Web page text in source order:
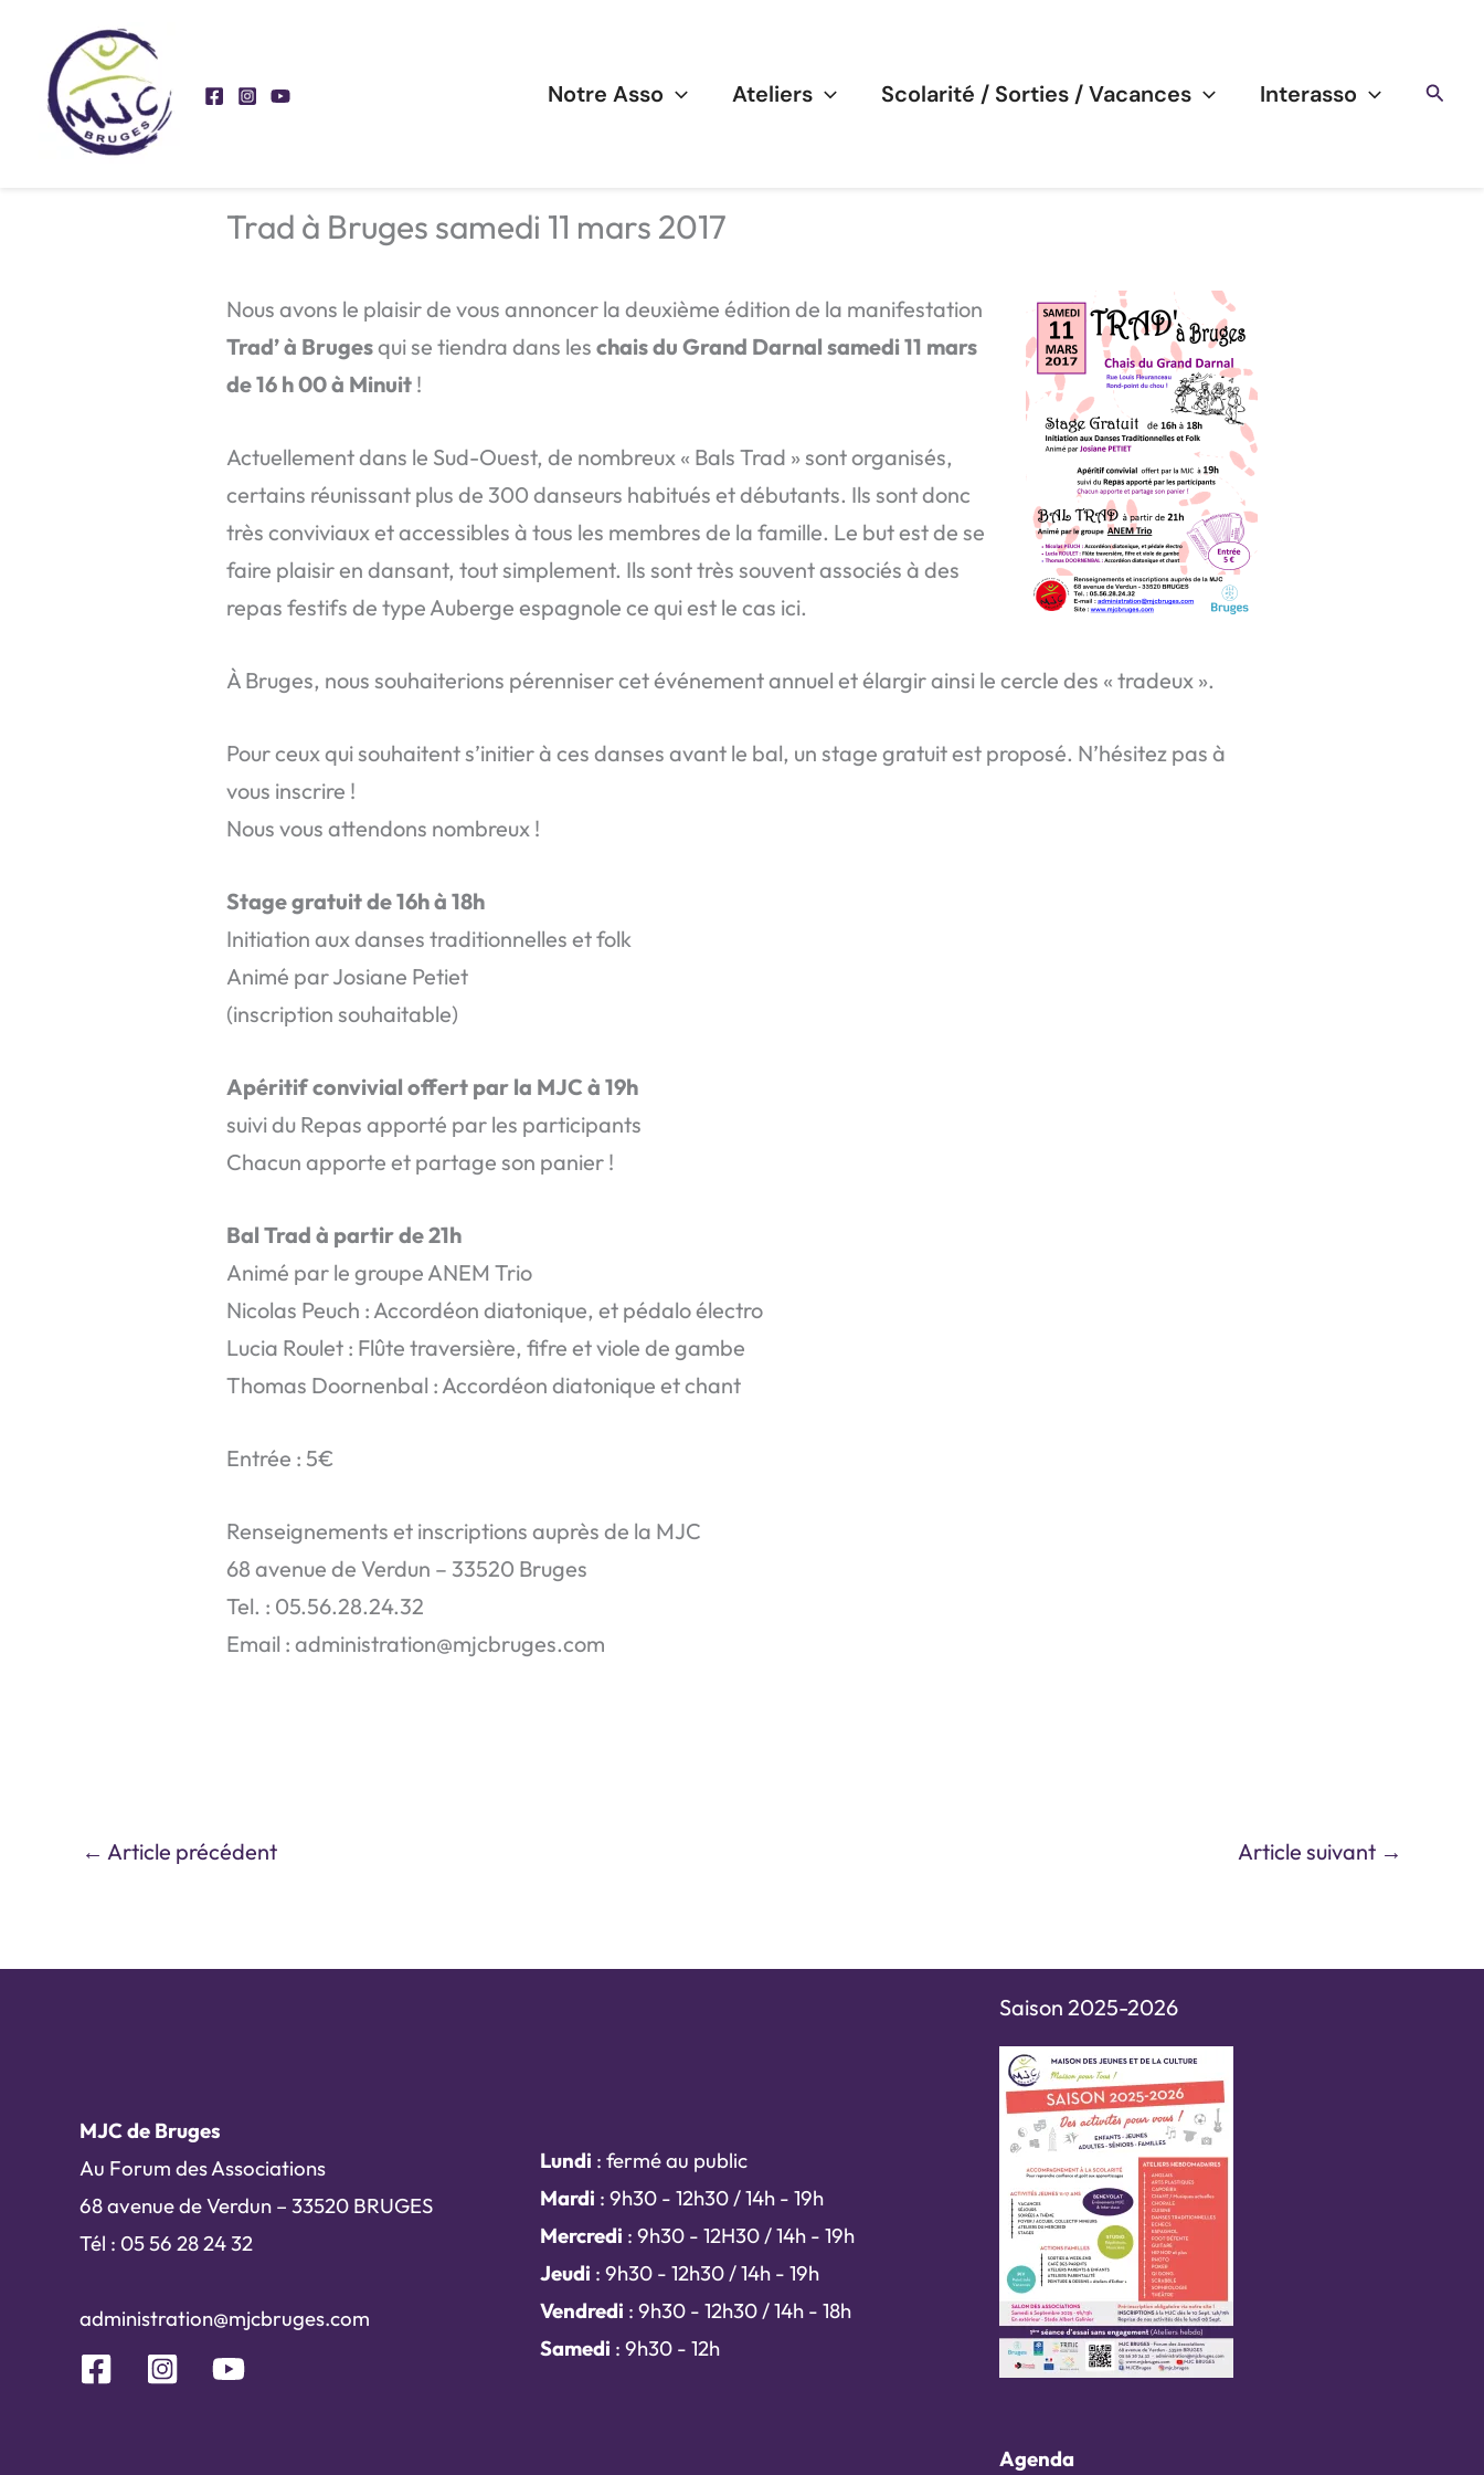
contenu
Notre Asso Ateliers Scolarité / Sorties / Vacances Interasso
Trad à Bruges samedi 11 mars 2017
Nous avons le plaisir de vous annoncer la deuxième édition de la manifestation
Trad’ à Brugesqui se tiendra dans leschais du Grand Darnal samedi 11 mars
de 16 h 00 à Minuit !
Actuellement dans le Sud-Ouest, de nombreux « Bals Trad » sont organisés,
certains réunissant plus de 300 danseurs habitués et débutants. Ils sont donc
très conviviaux et accessibles à tous les membres de la famille. Le but est de se
faire plaisir en dansant, tout simplement. Ils sont très souvent associés à des
repas festifs de type Auberge espagnole ce qui est le cas ici.
À Bruges, nous souhaiterions pérenniser cet événement annuel et élargir ainsi le cercle des « tradeux ».
Pour ceux qui souhaitent s’initier à ces danses avant le bal, un stage gratuit est proposé. N’hésitez pas à
vous inscrire !
Nous vous attendons nombreux !
Stage gratuit de 16h à 18h
Initiation aux danses traditionnelles et folk
Animé par Josiane Petiet
(inscription souhaitable)
Apéritif convivial offert par la MJC à 19h
suivi du Repas apporté par les participants
Chacun apporte et partage son panier !
Bal Trad à partir de 21h
Animé par le groupe ANEM Trio
Nicolas Peuch : Accordéon diatonique, et pédalo électro
Lucia Roulet : Flûte traversière, fifre et viole de gambe
Thomas Doornenbal : Accordéon diatonique et chant
Entrée : 5€
Renseignements et inscriptions auprès de la MJC
68 avenue de Verdun – 33520 Bruges
Tel. : 05.56.28.24.32
Email : administration@mjcbruges.com
← Article précédent Article suivant →
MJC de Bruges
Au Forum des Associations
68 avenue de Verdun – 33520 BRUGES
Tél : 05 56 28 24 32
administration@mjcbruges.com
Lundi : fermé au public
Mardi : 9h30 - 12h30 / 14h - 19h
Mercredi : 9h30 - 12H30 / 14h - 19h
Jeudi : 9h30 - 12h30 / 14h - 19h
Vendredi : 9h30 - 12h30 / 14h - 18h
Samedi : 9h30 - 12h
Saison 2025-2026
Agenda